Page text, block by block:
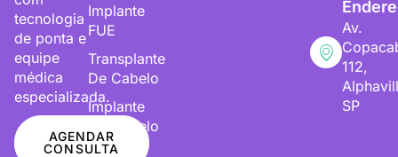
tecnologia
de ponta e
equipe
médica
especializada.
AGENDAR
CONSULTA
Implante
FUE
Transplante
De Cabelo
Implante
De Cabelo
Av.
112,
SP